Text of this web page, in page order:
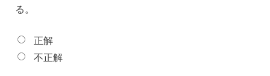
る。
正解
不正解